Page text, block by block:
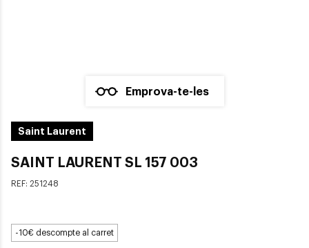
Emprova-te-les
Saint Laurent
SAINT LAURENT SL 157 003
REF: 251248
-10€ descompte al carret